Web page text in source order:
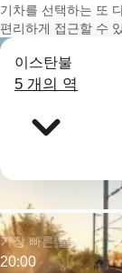
기차를 선택하는 또
편리하게 접근할 수
이스탄불
5 개의 역
가장 빠른 출발:
20:00